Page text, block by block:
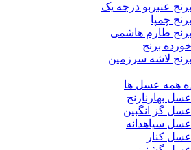
برنج عنبربو درجه یک
برنج چمپا
برنج طارم هاشمی
خورده برنج
برنج لاشه سرزمین
همه عسل ها
عسل بهارنارنج
عسل گز انگبین
عسل سیاهدانه
عسل کنار